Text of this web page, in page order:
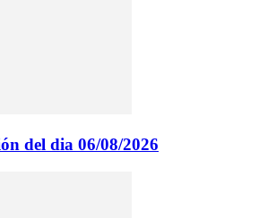
del dia 06/08/2026